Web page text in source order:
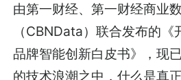
由第一财经、第一财经商业
（CBNData）联合发布的
品牌智能创新白皮书》，现
的技术浪潮之中，什么是真